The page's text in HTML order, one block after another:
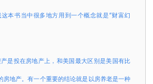
本书当中很多地方用到一个概念就是“财富幻
是投在房地产上，和美国最大区别是美国有比
地产。有一个重要的结论就是以房养老是一种